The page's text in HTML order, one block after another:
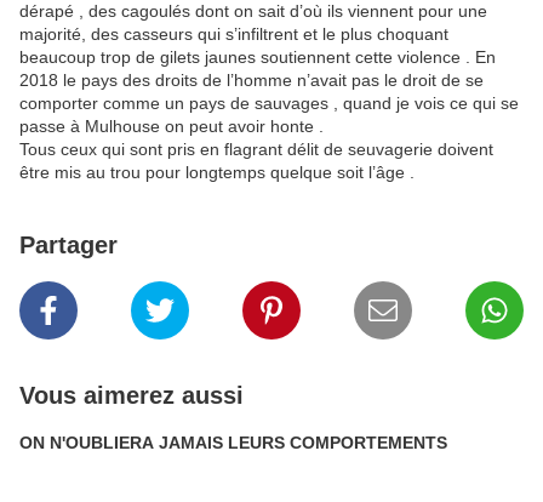
dérapé , des cagoulés dont on sait d’où ils viennent pour une
majorité, des casseurs qui s’infiltrent et le plus choquant
beaucoup trop de gilets jaunes soutiennent cette violence . En
2018 le pays des droits de l’homme n’avait pas le droit de se
comporter comme un pays de sauvages , quand je vois ce qui se
passe à Mulhouse on peut avoir honte .
Tous ceux qui sont pris en flagrant délit de seuvagerie doivent
être mis au trou pour longtemps quelque soit l’âge .
Partager
Vous aimerez aussi
ON N'OUBLIERA JAMAIS LEURS COMPORTEMENTS